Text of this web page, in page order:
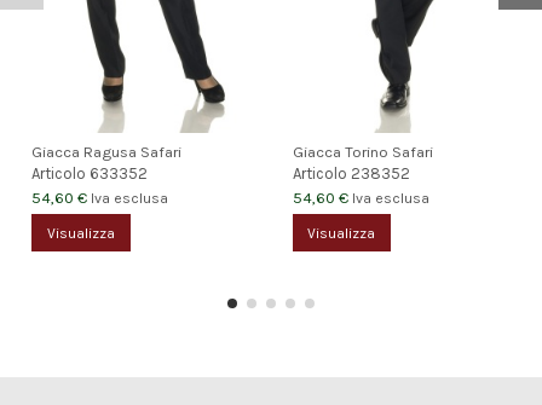
Giacca Ragusa Safari
Articolo 633352
54,60 € Iva esclusa
Visualizza
Giacca Torino Safari
Articolo 238352
54,60 € Iva esclusa
Visualizza